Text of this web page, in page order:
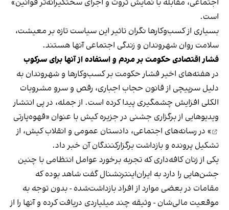
است.
بسیاری از کسب‌وکارها نگران تاثیر این سیاست‌ تازه بر معیشت،
سلامت روان شهروندان و زندگی اجتماعی آنها هستند.
فشار اقتصادی حکومت بر مردم و استفاده از آنها برای سرکوب
در هفته‌های اخیر فشار حکومت بر کسب‌وکارها و شهروندان به
دلیل سرپیچی از قانون حجاب اجباری، رقص و سرو مشروبات
الکلی افزایش چشمگیری پیدا کرده است. از جمله، در پی انتشار
ویدیوهایی از برگزاری جشنی در جزیره کیش با عنوان «قهوه‌پارتی
» در رسانه‌های اجتماعی، دادستان عمومی و انقلاب کیش، از
تشکیل پرونده و بازداشت برگزارکنندگان آن خبر داد.
یکی از زنان کافه‌داری که تجربه برخورد عوامل انتظامی با چنین
جشن‌هایی را دارد به ایران‌اینترنشنال گفت شاهد بوده که
مقامات در بعضی موارد از افراد بازداشت‌‌شده - بدون توجه به
موقعیت مالی‌شان - وثیقه چند میلیاردی دریافت کرده و آنها را از